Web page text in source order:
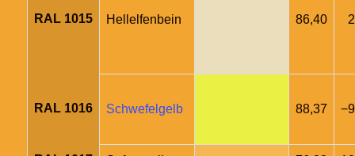
RAL 1015 Hellelfenbein 86,40
RAL 1016 Schwefelgelb 88,37